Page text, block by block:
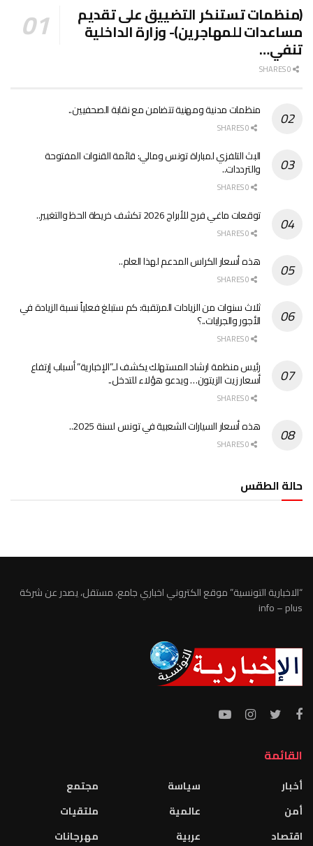
(منظمات تستنكر التضييق على تقديم
مساعدات للمهاجرين)- وزارة الداخلية
تنفي…
منظمات مدنية ومهنية تتضامن مع نقابة الصحفيين..
البث التلفزي لمباراة تونس ومالي: قائمة القنوات المفتوحة
والترددات..
توقعات ماغي فرح للأبراج 2026 تكشف خريطة الحظ والتغيير..
هذه أسعار الكراس المدعم لهذا العام..
ثلاث سنوات من الزيادات المرتقبة: كم ستبلغ فعلياً نسبة الزيادة في
الأجور والجرايات..؟
رئيس منظمة ارشاد المستهلك يكشف لـ”الإخبارية” أسباب إرتفاع
أسعار زيت الزيتون… ويدعو هؤلاء للتدخل..
هذه أسعار السيارات الشعبية في تونس لسنة 2025..
حالة الطقس
“الاخبارية التونسية” موقع الكتروني اخباري جامع، مستقل، يصدر عن شركة
info – plus
القائمة
أخبار
أمن
اقتصاد
سياسة
عالمية
عربية
مجتمع
ملتقيات
مهرجانات